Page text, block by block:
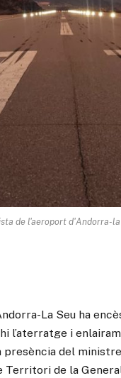
de l'aeroport d'Andorra-la
La Seu ha
l’aterratge i
del
Territori de la